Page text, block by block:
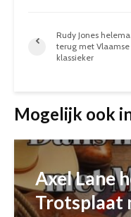
Rudy Jones
terug met Vlaamse
klassieker
Mogelijk ook
Axel Lane
Trotsplaat